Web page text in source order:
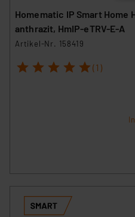
Homematic IP Smart Home
anthrazit, HmIP-eTRV-E-A
Artikel-Nr. 158419
1 2 3 4 5 (1)